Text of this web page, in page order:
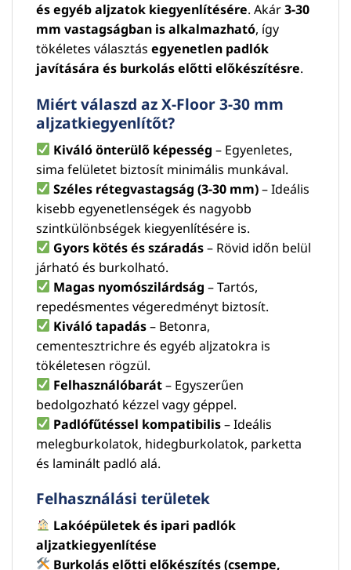
és egyéb aljzatok kiegyenlítésére. Akár3-30
mm vastagságban is alkalmazható, így
tökéletes választás egyenetlen padlók
javítására és burkolás előtti előkészítésre.
Miért válaszd az X-Floor 3-30 mm
aljzatkiegyenlítőt?
Kiváló önterülő képesség – Egyenletes,
sima felületet biztosít minimális munkával.
Széles rétegvastagság (3-30 mm)– Ideális
kisebb egyenetlenségek és nagyobb
szintkülönbségek kiegyenlítésére is.
Gyors kötés és száradás– Rövid időn belül
járható és burkolható.
Magas nyomószilárdság – Tartós,
repedésmentes végeredményt biztosít.
Kiváló tapadás– Betonra,
cementesztrichre és egyéb aljzatokra is
tökéletesen rögzül.
Felhasználóbarát– Egyszerűen
bedolgozható kézzel vagy géppel.
Padlófűtéssel kompatibilis– Ideális
melegburkolatok, hidegburkolatok, parketta
és laminált padló alá.
Felhasználási területek
Lakóépületek és ipari padlók
aljzatkiegyenlítése
Burkolás előtti előkészítés (csempe,